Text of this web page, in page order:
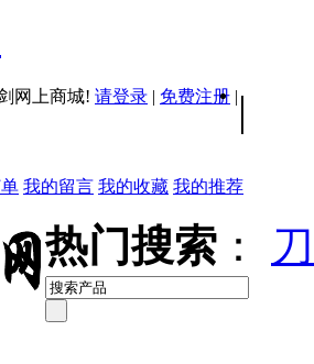
网上商城! 请登录 | 免费注册 | |
我的留言 我的收藏 我的推荐
热门搜索 ：